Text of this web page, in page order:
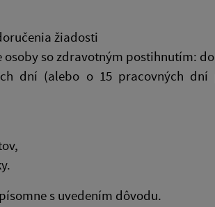
žiadosti
so zdravotným postihnutím:
dní (alebo o 15 pracovných
s uvedením dôvodu.